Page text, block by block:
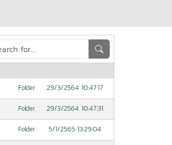
Folder 29/3/2564 10:47:17
Folder 29/3/2564 10:47:31
Folder 5/1/2565 13:29:04